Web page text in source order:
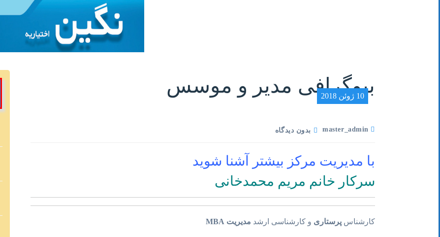
بیوگرافی مدیر و موسس
10 ژوئن 2018
بدون دیدگاه
با مدیریت مرکز بیشتر آشنا شوید
سرکار خانم مریم محمدخانی
کارشناس پرستاری و کارشناسی ارشد مدیریت MBA